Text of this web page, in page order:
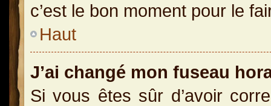
c’est le bon moment pour le
Haut
J’ai changé mon fuseau
Si vous êtes sûr d’avoir